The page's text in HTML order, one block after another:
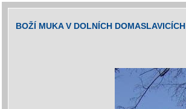
BOŽÍ MUKA V DOLNÍCH DOMASLAVICÍCH